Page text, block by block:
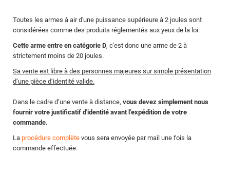
Toutes les armes à air d'une puissance supérieure à 2 joules sont
considérées comme des produits réglementés aux yeux de la loi.
Cette arme entre en catégorie D, c'est donc une arme de 2 à
strictement moins de 20 joules.
Sa vente est libre à des personnes majeures sur simple présentation
d’une pièce d’identité valide.
Dans le cadre d’une vente à distance, vous devez simplement nous
fournir votre justificatif d'identité avant l’expédition de votre
commande.
La procédure complète vous sera envoyée par mail une fois la
commande effectuée.